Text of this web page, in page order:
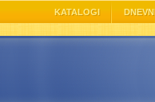
KATALOGI